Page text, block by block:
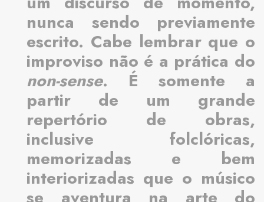
nunca sendo previamente
escrito. Cabe lembrar que o
improviso não é a prática do
non-sense. É somente a
partir de um grande
repertório de obras,
inclusive folclóricas,
memorizadas e bem
interiorizadas que o músico